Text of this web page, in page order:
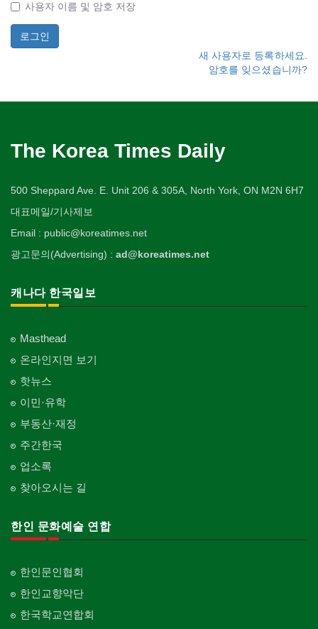
사용자 이름 및 암호 저장
새 사용자로 등록하세요.
암호를 잊으셨습니까?
The Korea Times Daily
500 Sheppard Ave. E. Unit 206 & 305A, North York, ON M2N 6H7
대표메일/기사제보
Email : public@koreatimes.net
광고문의(Advertising) : ad@koreatimes.net
캐나다 한국일보
Masthead
온라인지면 보기
핫뉴스
이민·유학
부동산·재정
주간한국
업소록
찾아오시는 길
한인 문화예술 연합
한인문인협회
한인교향악단
한국학교연합회